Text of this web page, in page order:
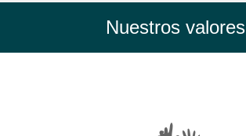
Nuestros valores